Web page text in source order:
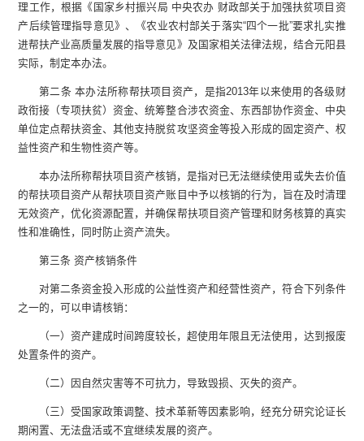
理工作，根据《国家乡村振兴局 中央农办 财政部关于加强扶贫项目资
产后续管理指导意见》、《农业农村部关于落实“四个一批”要求扎实推
进帮扶产业高质量发展的指导意见》及国家相关法律法规，结合元阳县
实际，制定本办法。
第二条 本办法所称帮扶项目资产，是指2013年以来使用的各级财
政衔接（专项扶贫）资金、统筹整合涉农资金、东西部协作资金、中央
单位定点帮扶资金、其他支持脱贫攻坚资金等投入形成的固定资产、权
益性资产和生物性资产等。
本办法所称帮扶项目资产核销，是指对已无法继续使用或失去价值
的帮扶项目资产从帮扶项目资产账目中予以核销的行为，旨在及时清理
无效资产，优化资源配置，并确保帮扶项目资产管理和财务核算的真实
性和准确性，同时防止资产流失。
第三条 资产核销条件
对第二条资金投入形成的公益性资产和经营性资产，符合下列条件
之一的，可以申请核销：
（一）资产建成时间跨度较长，超使用年限且无法使用，达到报废
处置条件的资产。
（二）因自然灾害等不可抗力，导致毁损、灭失的资产。
（三）受国家政策调整、技术革新等因素影响，经充分研究论证长
期闲置、无法盘活或不宜继续发展的资产。